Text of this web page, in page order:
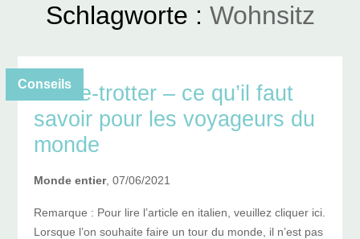
Schlagworte : Wohnsitz
Conseils
Globe-trotter – ce qu’il faut
savoir pour les voyageurs du
monde
Monde entier, 07/06/2021
Remarque : Pour lire l’article en italien, veuillez cliquer ici.
Lorsque l’on souhaite faire un tour du monde, il n’est pas